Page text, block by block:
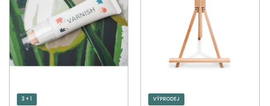
3 + 1 VÝPRODEJ